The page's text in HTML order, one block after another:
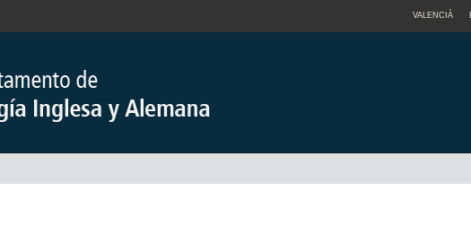
VALENCIÀ